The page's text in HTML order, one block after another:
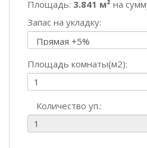
Площадь: 3.841 м² на
Запас на укладку:
Площадь комнаты(м2):
Количество уп.: